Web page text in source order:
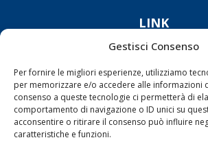
Gestisci Consenso
Per fornire le migliori esperienze, utilizziamo
per memorizzare e/o accedere alle informazioni
consenso a queste tecnologie ci permetterà di
comportamento di navigazione o ID unici su
acconsentire o ritirare il consenso può influire
caratteristiche e funzioni.
LINK
Porti/Interporti
Trasporti
Varie